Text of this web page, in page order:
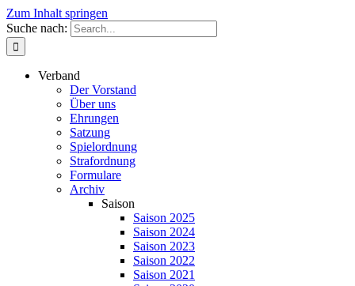
Zum Inhalt springen
Suche nach:
Verband
Der Vorstand
Über uns
Ehrungen
Satzung
Spielordnung
Strafordnung
Formulare
Archiv
Saison
Saison 2025
Saison 2024
Saison 2023
Saison 2022
Saison 2021